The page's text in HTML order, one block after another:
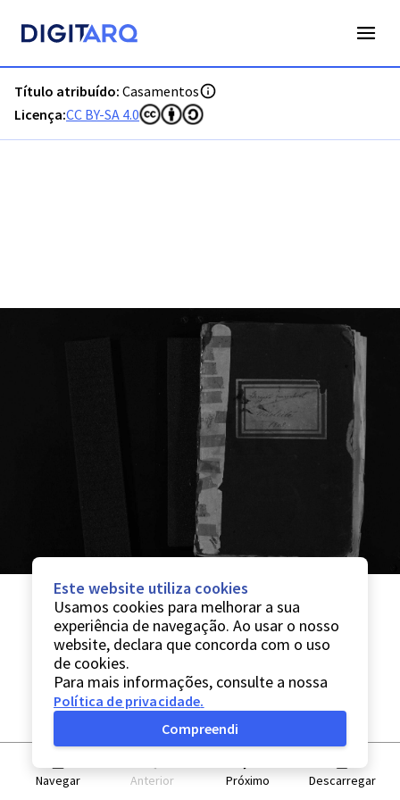
Título atribuído: Casamentos
Licença:CC BY-SA 4.0
Navegar Anterior Próximo Descarregar
Este website utiliza cookies
Usamos cookies para melhorar a sua
experiência de navegação. Ao usar o nosso
website, declara que concorda com o uso
de cookies.
Para mais informações, consulte a nossa
Política de privacidade.
Compreendi